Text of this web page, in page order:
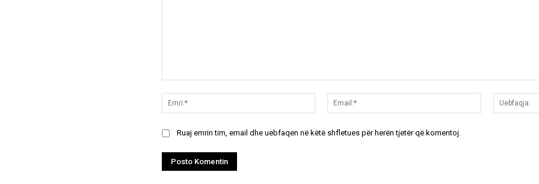
Emri:*
Email:*
Ruaj emrin tim, email dhe uebfaqen në këtë shfletues për herën tjetër që komentoj.